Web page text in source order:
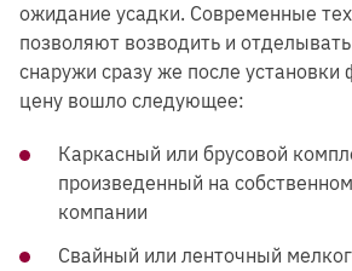
ожидание усадки. Современные
позволяют возводить и
снаружи сразу же после установки
цену вошло следующее:
Каркасный или брусовой
произведенный на
компании
Свайный или ленточный